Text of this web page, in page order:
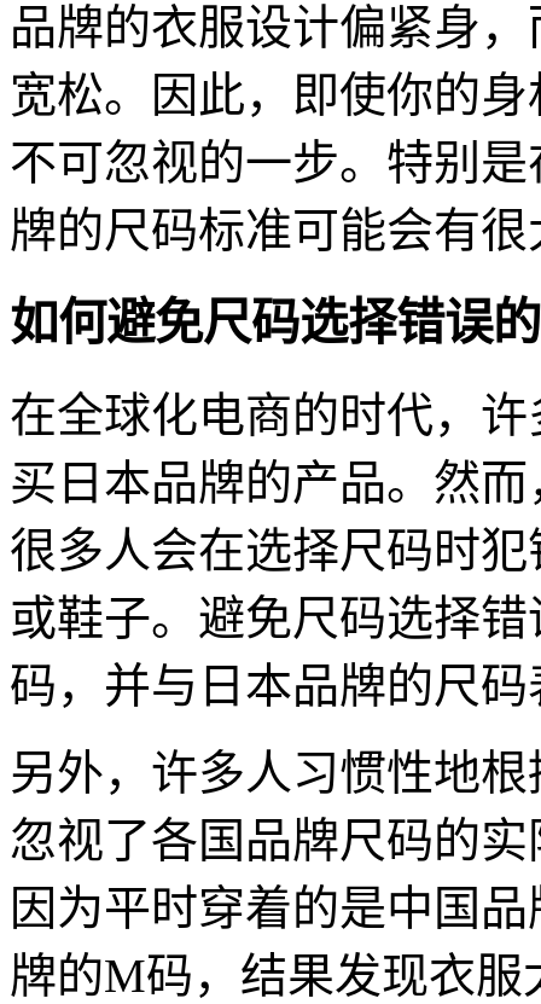
品牌的衣服设计偏紧身
宽松。因此，即使你的
不可忽视的一步。特别
牌的尺码标准可能会有
如何避免尺码选择错误
在全球化电商的时代，
买日本品牌的产品。然
很多人会在选择尺码时
或鞋子。避免尺码选择
码，并与日本品牌的尺
另外，许多人习惯性地
忽视了各国品牌尺码的
因为平时穿着的是中国
牌的M码，结果发现衣